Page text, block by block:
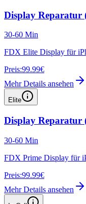
Display
30-60 Min
FDX Elite Display für
Preis:99.99€
Mehr Details ansehen
Elite
Display
30-60 Min
FDX Prime Display für
Preis:99.99€
Mehr Details ansehen